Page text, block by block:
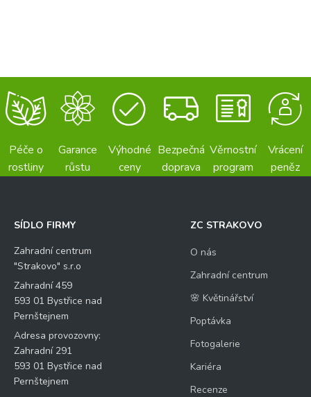
Péče o
rostliny
Garance
růstu
Výhodné
ceny
Bezpečná
doprava
Věrnostní
program
Vrácení
peněz
SÍDLO FIRMY
Zahradní centrum
"Strakovo" s.r.o
Zahradní 459
593 01 Bystřice nad
Pernštejnem
Adresa provozovny:
Zahradní 291
593 01 Bystřice nad
Pernštejnem
ZC STRAKOVO
O nás
Zahradní centrum
🌸 Květinářství
Poptávka
Fotogalerie
Kariéra
Recenze